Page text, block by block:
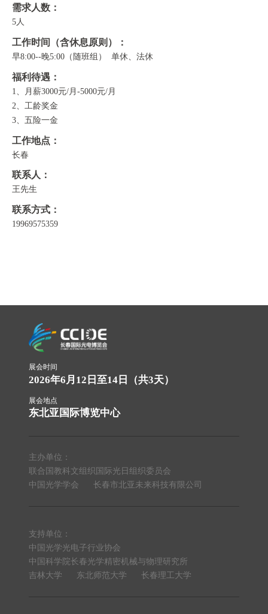
需求人数：
5人
工作时间（含休息原则）：
早8:00--晚5:00（随班组） 单休、法休
福利待遇：
1、月薪3000元/月-5000元/月
2、工龄奖金
3、五险一金
工作地点：
长春
联系人：
王先生
联系方式：
19969575359
展会时间
2026年6月12日至14日（共3天）
展会地点
东北亚国际博览中心
主办单位：
联合国教科文组织国际光日组织委员会
中国光学学会
长春市北亚未来科技有限公司
支持单位：
中国光学光电子行业协会
中国科学院长春光学精密机械与物理研究所
吉林大学
东北师范大学 长春理工大学